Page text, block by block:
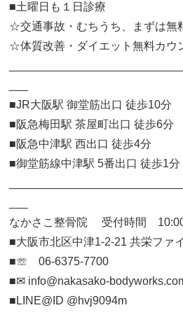
■土曜日も１日診療
☆交通事故・むちうち、まずは無
☆体質改善・ダイエット無料カウ
■JR大阪駅 御堂筋出口 徒歩10分
■阪急梅田駅 茶屋町出口 徒歩6分
■阪急中津駅 西出口 徒歩4分
■御堂筋線中津駅 5番出口 徒歩1分
なかさこ整骨院 受付時間
■大阪市北区中津1-2-21 共栄ファ
■☏ 06-6375-7700
■✉︎ info@nakasako-
■LINE@ID @hvj9094m